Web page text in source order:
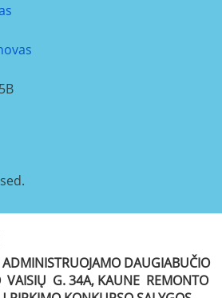
DAUGIABUČIO
VAISIŲ G. 34A, KAUNE REMONTO